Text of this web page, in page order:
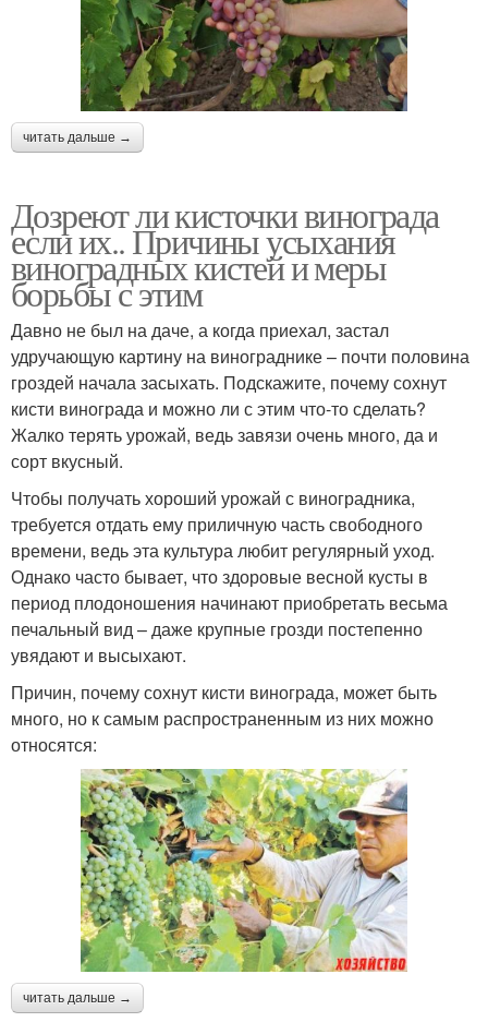
читать дальше →
Дозреют ли кисточки винограда
если их.. Причины усыхания
виноградных кистей и меры
борьбы с этим
Давно не был на даче, а когда приехал, застал
удручающую картину на винограднике – почти половина
гроздей начала засыхать. Подскажите, почему сохнут
кисти винограда и можно ли с этим что-то сделать?
Жалко терять урожай, ведь завязи очень много, да и
сорт вкусный.
Чтобы получать хороший урожай с виноградника,
требуется отдать ему приличную часть свободного
времени, ведь эта культура любит регулярный уход.
Однако часто бывает, что здоровые весной кусты в
период плодоношения начинают приобретать весьма
печальный вид – даже крупные грозди постепенно
увядают и высыхают.
Причин, почему сохнут кисти винограда, может быть
много, но к самым распространенным из них можно
относятся:
читать дальше →